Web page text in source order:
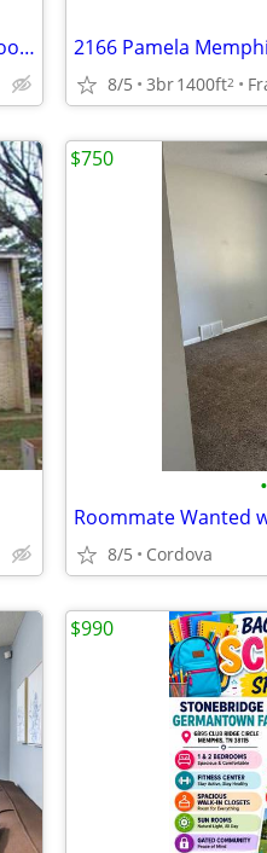
Secured Access, BBQ & Picnic Area, 1 bedroom
8/5 3br1400ft2
•
Roommate Wanted
8/5 Cordova
$750
$990